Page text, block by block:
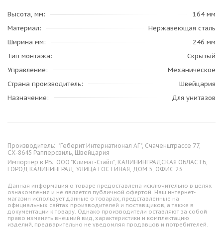
Высота, мм
164 мм
Материал
Нержавеющая сталь
Ширина мм
246 мм
Тип монтажа
Скрытый
Управление
Механическое
Страна производитель
Швейцария
Назначение
Для унитазов
Производитель: "Геберит Интернатионал АГ", Счаченштрассе 77,
СХ-8645 Рапперсвиль, Швейцария
Импортёр в РБ: ООО "Климат-Стайл", КАЛИНИНГРАДСКАЯ ОБЛАСТЬ,
ГОРОД КАЛИНИНГРАД, УЛИЦА ГОСТИНАЯ, ДОМ 5, ОФИС 23
Данная информация о товаре предоставлена исключительно в целях
ознакомления и не является публичной офертой. Наш интернет-
магазин использует данные о товарах, представленные на
официальных сайтах производителей и поставщиков, а также в
документации к товару. Однако производители оставляют за собой
право изменять внешний вид, характеристики и комплектацию
изделий, предварительно не уведомляя продавцов и потребителей.